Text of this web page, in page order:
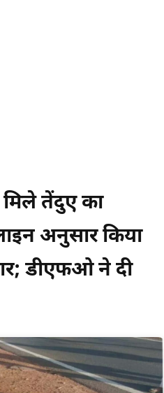
मिले तेंदुए का
अनुसार किया
डीएफओ ने दी